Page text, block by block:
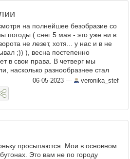
на полнейшее безобразие со
погоды ( снег 5 мая - это уже ни в
не лезет, хотя... у нас и в не
;)) ), весна постепенно
в свои права. В четверг мы
насколько разнообразнее стал
мир в Ботаническом саду ...
06-05-2023 — veronika_stef
просыпаются. Мои в основном
Это вам не по городу